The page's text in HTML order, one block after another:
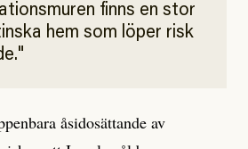
finns en stor
hem som löper risk
åsidosättande av